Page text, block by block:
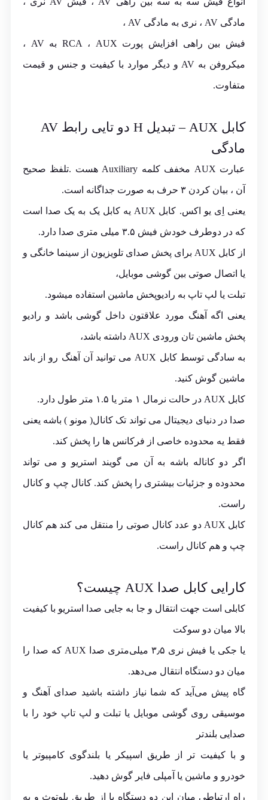
مادگی AV ، نری به مادگی AV ،
فیش بین راهی افزایش پورت RCA ، AUX به AV ،
میکروفن به AV و دیگر موارد با کیفیت و جنس و قیمت
متفاوت.
کابل AUX – تبدیل H دو تایی رابط AV
مادگی
عبارت AUX مخفف کلمه Auxiliary هست .تلفظ صحیح
آن ، بیان کردن ۳ حرف به صورت جداگانه است.
یعنی اِی یو اکس. کابل AUX یه کابل یک به یک صدا است
که در دوطرف خودش فیش ۳.۵ میلی متری صدا دارد.
از کابل AUX برای پخش صدای تلویزیون از سینما خانگی و
یا اتصال صوتی بین گوشی موبایل،
تبلت یا لپ تاپ به رادیوپخش ماشین استفاده میشود.
یعنی اگه آهنگ مورد علاقتون داخل گوشی باشد و رادیو
پخش ماشین تان ورودی AUX داشته باشد،
به سادگی توسط کابل AUX می توانید آن آهنگ رو از باند
ماشین گوش کنید.
کابل AUX در حالت نرمال ۱ متر یا ۱.۵ متر طول دارد.
صدا در دنیای دیجیتال می تواند تک کانال( مونو ) باشه یعنی
فقط یه محدوده خاصی از فرکانس ها را پخش کند.
اگر دو کاناله باشه به آن می گویند استریو و می تواند
محدوده و جزئیات بیشتری را پخش کند. کانال چپ و کانال
راست.
کابل AUX دو عدد کانال صوتی را منتقل می کند هم کانال
چپ و هم کانال راست.
کارایی کابل صدا AUX چیست؟
کابلی است جهت انتقال و جا به جایی صدا استریو با کیفیت
بالا میان دو سوکت
یا جکی یا فیش نری ۳٫۵ میلی‌متری صدا AUX که صدا را
میان دو دستگاه انتقال می‌دهد.
گاه پیش می‌آید که شما نیاز داشته باشید صدای آهنگ و
موسیقی روی گوشی موبایل یا تبلت و لپ تاپ خود را با
صدایی بلندتر
و با کیفیت تر از طریق اسپیکر یا بلندگوی کامپیوتر یا
خودرو و ماشین یا آمپلی فایر گوش دهید.
راه ارتباطی میان این دو دستگاه یا از طریق بلوتوث و به